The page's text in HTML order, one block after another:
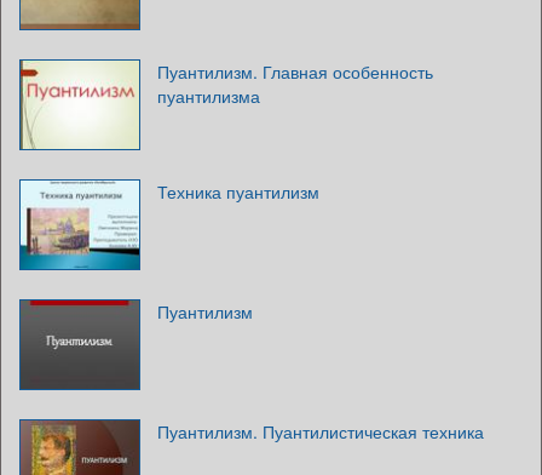
Пуантилизм. Главная особенность
пуантилизма
Техника пуантилизм
Пуантилизм
Пуантилизм. Пуантилистическая техника